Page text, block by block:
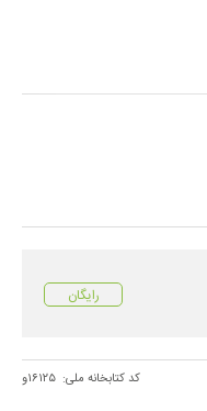
رایگان
کد کتابخانه ملی: ۱۶۱۲۵و